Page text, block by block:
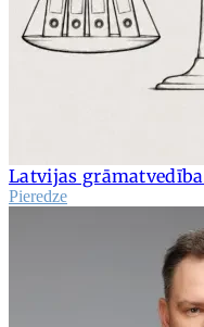
Latvijas
Pieredze